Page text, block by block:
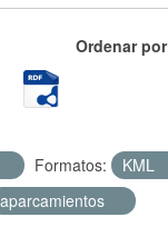
Ordenar por
Formatos: KML
aparcamientos